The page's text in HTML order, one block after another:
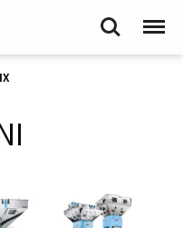
Search Menu